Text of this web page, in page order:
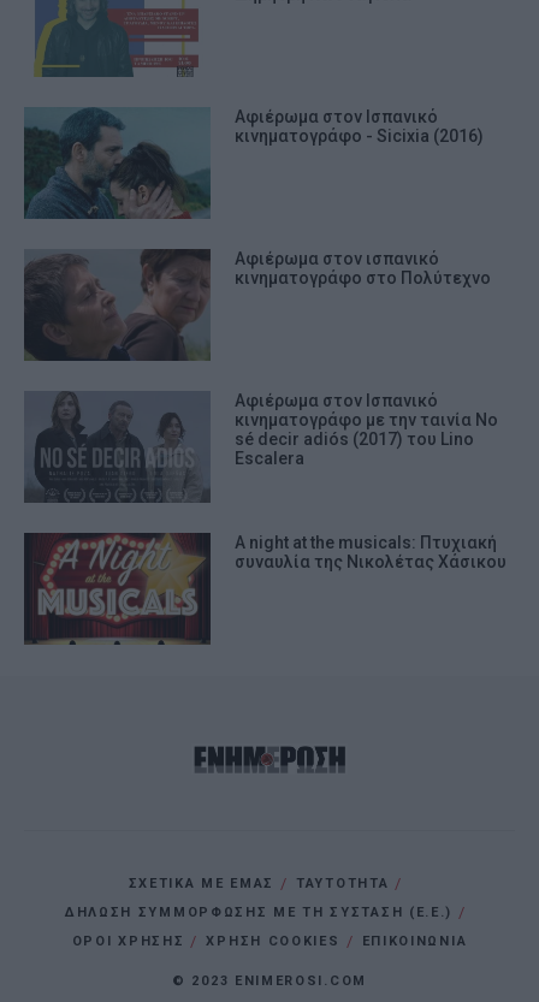
Αφιέρωμα στον Ισπανικό
κινηματογράφο - Sicixia (2016)
Αφιέρωμα στον ισπανικό
κινηματογράφο στο Πολύτεχνο
Αφιέρωμα στον Ισπανικό
κινηματογράφο με την ταινία No
sé decir adiós (2017) του Lino
Escalera
A night at the musicals: Πτυχιακή
συναυλία της Νικολέτας Χάσικου
ΣΧΕΤΙΚΑ ΜΕ ΕΜΑΣ
ΤΑΥΤΟΤΗΤΑ
ΔΗΛΩΣΗ ΣΥΜΜΟΡΦΩΣΗΣ ΜΕ ΤΗ ΣΥΣΤΑΣΗ (Ε.Ε.)
ΌΡΟΙ ΧΡΗΣΗΣ
ΧΡΗΣΗ COOKIES ΕΠΙΚΟΙΝΩΝΙΑ
© 2023 ENIMEROSI.COM